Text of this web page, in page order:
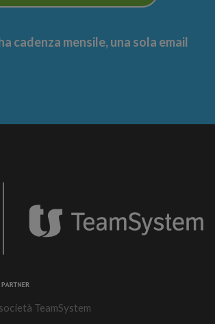
cadenza mensile, una sola email
TeamSystem